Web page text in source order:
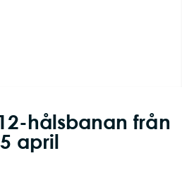
hålsbanan från
april